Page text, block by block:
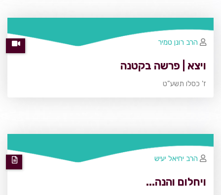
ויצא | פרשה בקטנה
ז' כסלו תשע"ט
הרב רונן טמיר
ויחלום והנה...
הרב יחיאל יעיש